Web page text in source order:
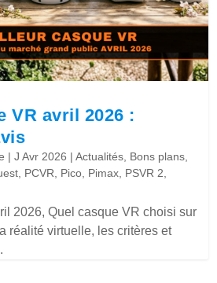
VR avril 2026 :
|J Avr 2026 |Actualités Bons plans
PCVR Pico Pimax PSVR 2
2026, Quel casque VR choisi sur
réalité virtuelle, les critères et